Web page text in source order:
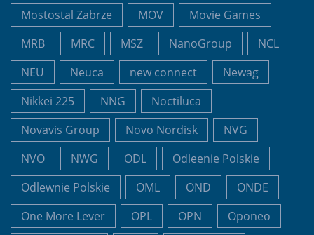
Mostostal Zabrze
MOV
Movie Games
MRB
MRC MSZ NanoGroup
NCL
NEU
Neuca new connect
Newag
Nikkei 225
NNG
Noctiluca
Novavis Group
Novo Nordisk
NVG
NVO
NWG ODL
Odleenie Polskie
Odlewnie Polskie
OML OND
ONDE
One More Lever
OPL OPN
Oponeo